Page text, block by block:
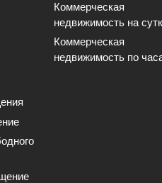
Коммерческая
недвижимость на
Коммерческая
недвижимость по